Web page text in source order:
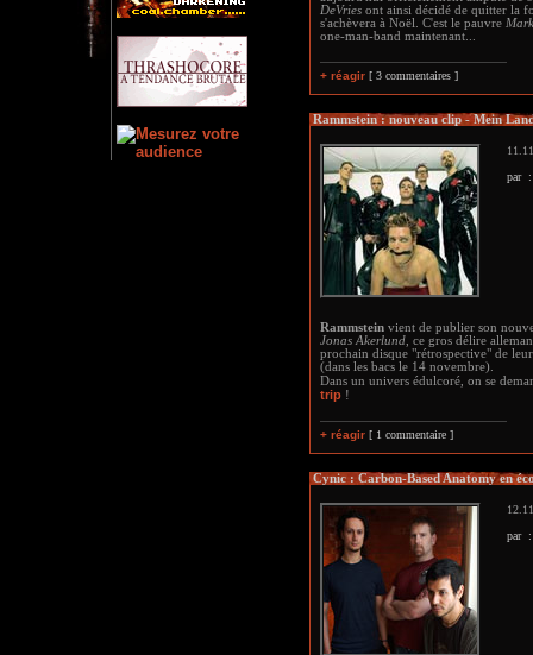
DeVries ont ainsi décidé de quitter la
s'achèvera à Noël. C'est le pauvre
one-man-band maintenant...
+ réagir [ 3 commentaires ]
Rammstein : nouveau clip - Mein
par
Rammstein vient de publier son
Jonas Akerlund , ce gros délire
prochain disque "rétrospective" de
(dans les bacs le 14 novembre).
Dans un univers édulcoré, on se
trip !
+ réagir [ 1 commentaire ]
Cynic : Carbon-Based Anatomy en
par